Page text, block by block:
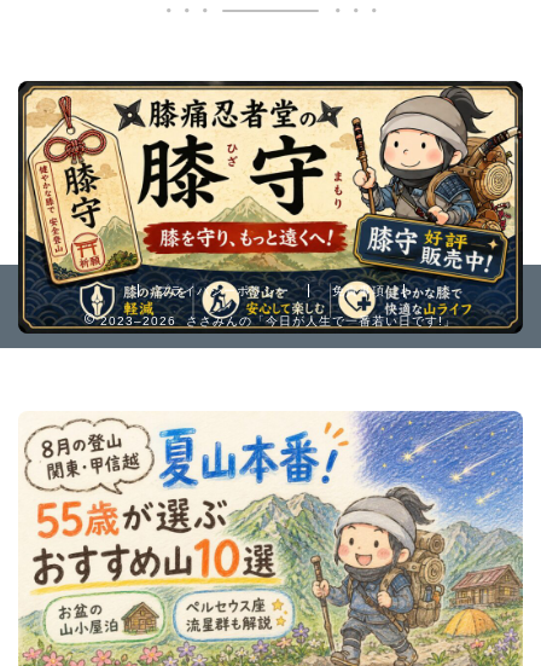
プライバシーポリシー 免責事項
2023–2026 ささみんの「今日が人生で一番若い日です!」